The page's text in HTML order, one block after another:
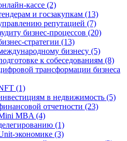
кассе (2)
и госзакупкам (13)
репутацией (7)
бизнес-процессов (20)
стратегии (13)
бизнесу (5)
к собеседованиям (8)
трансформации бизнеса
(1)
в недвижимость (5)
отчетности (23)
MBA (4)
(1)
экономике (3)